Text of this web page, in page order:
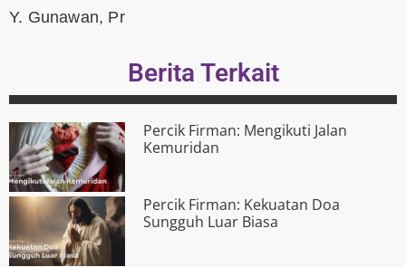
Y. Gunawan, Pr
Berita Terkait
Percik Firman: Mengikuti Jalan
Kemuridan
Percik Firman: Kekuatan Doa
Sungguh Luar Biasa